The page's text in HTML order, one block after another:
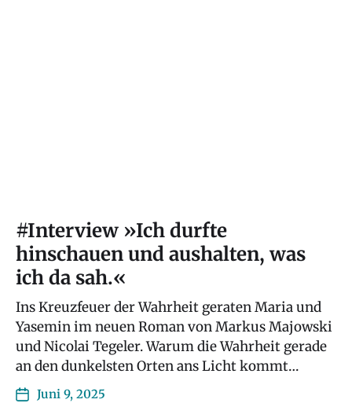
#Interview »Ich durfte
hinschauen und aushalten, was
ich da sah.«
Ins Kreuzfeuer der Wahrheit geraten Maria und
Yasemin im neuen Roman von Markus Majowski
und Nicolai Tegeler. Warum die Wahrheit gerade
an den dunkelsten Orten ans Licht kommt…
Juni 9, 2025